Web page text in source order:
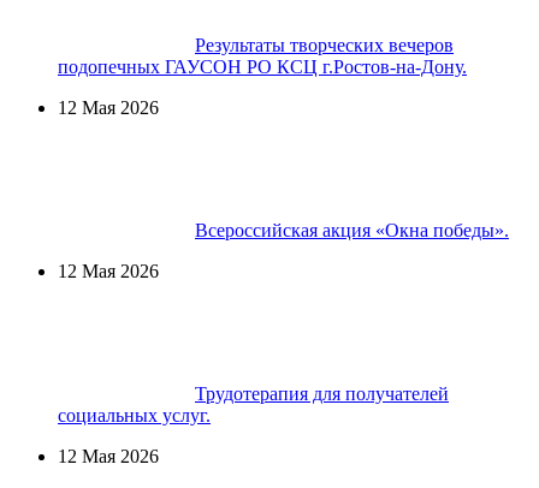
Результаты творческих вечеров
подопечных ГАУСОН РО КСЦ г.Ростов-на-Дону.
12 Мая 2026
Всероссийская акция «Окна победы».
12 Мая 2026
Трудотерапия для получателей
социальных услуг.
12 Мая 2026